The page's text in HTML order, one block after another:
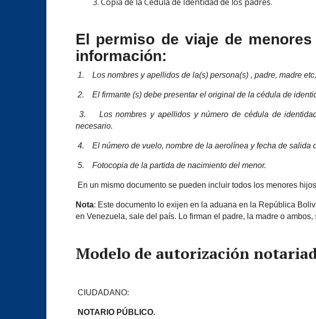
El permiso de viaje de
información:
1. Los nombres y apellidos de la(s) persona(s) , padre, madre
2. El firmante (s) debe presentar el original de la cédula de
3. Los nombres y apellidos y número de cédula de
necesario.
4. El número de vuelo, nombre de la aerolínea y fecha de salida
5. Fotocopia de la partida de nacimiento del menor.
En un mismo documento se pueden incluir todos los menores
Nota: Este documento lo exijen en la aduana en la República
en Venezuela, sale del país. Lo firman el padre, la madre o
Modelo de autorización
CIUDADANO:
NOTARIO PÚBLICO.